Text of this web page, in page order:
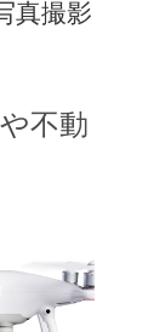
真撮影
不動